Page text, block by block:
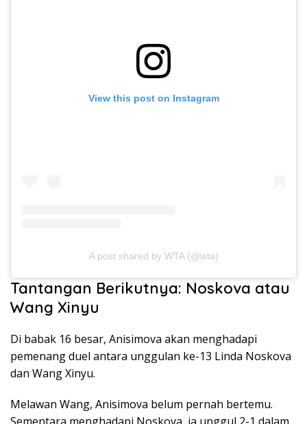
View this post on Instagram
A post shared by WTA (@wta)
Tantangan Berikutnya: Noskova atau
Wang Xinyu
Di babak 16 besar, Anisimova akan menghadapi
pemenang duel antara unggulan ke-13 Linda Noskova
dan Wang Xinyu.
Melawan Wang, Anisimova belum pernah bertemu.